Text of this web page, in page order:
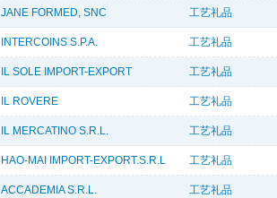
JANE FORMED, SNC 工艺礼品
INTERCOINS S.P.A. 工艺礼品
IL SOLE IMPORT-EXPORT 工艺礼品
IL ROVERE 工艺礼品
IL MERCATINO S.R.L. 工艺礼品
HAO-MAI IMPORT-EXPORT.S.R.L 工艺礼品
ACCADEMIA S.R.L. 工艺礼品